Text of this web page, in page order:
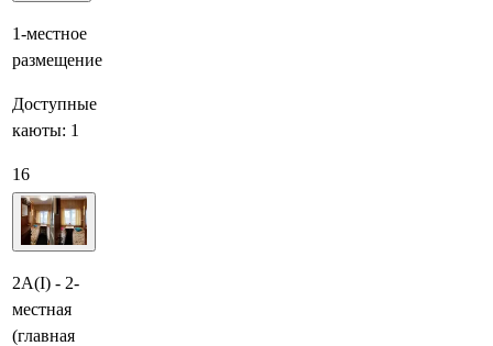
1-местное
размещение
Доступные
каюты: 1
16
2А(I) - 2-
местная
(главная